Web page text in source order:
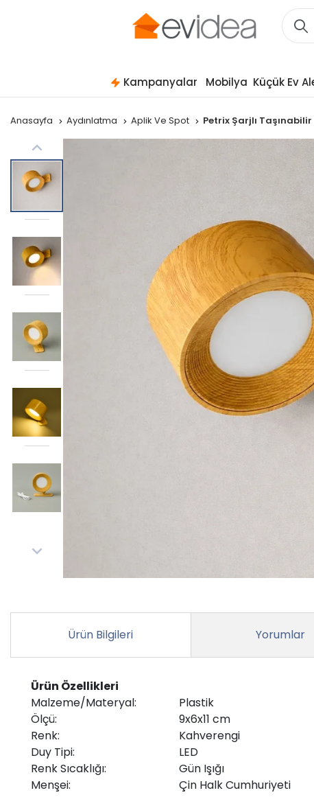
Kampanyalar Mobilya Küçük Ev
Anasayfa Aydınlatma Aplik Ve Spot Petrix Şarjlı
Ürün Bilgileri Yorumlar
Ürün Özellikleri
Malzeme/Materyal:
Plastik
Ölçü:
9x6x11 cm
Renk:
Kahverengi
Duy Tipi:
LED
Renk Sıcaklığı:
Gün Işığı
Menşei:
Çin Halk Cumhuriyeti